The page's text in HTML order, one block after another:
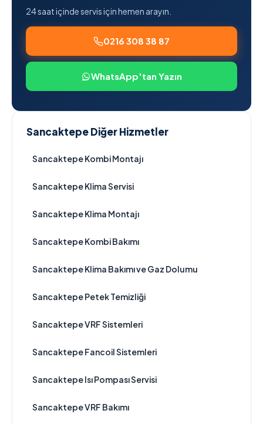
24 saat içinde servis için hemen arayın.
0216 308 38 87
WhatsApp'tan Yazın
Sancaktepe Diğer Hizmetler
Sancaktepe Kombi Montajı
Sancaktepe Klima Servisi
Sancaktepe Klima Montajı
Sancaktepe Kombi Bakımı
Sancaktepe Klima Bakımı ve Gaz Dolumu
Sancaktepe Petek Temizliği
Sancaktepe VRF Sistemleri
Sancaktepe Fancoil Sistemleri
Sancaktepe Isı Pompası Servisi
Sancaktepe VRF Bakımı